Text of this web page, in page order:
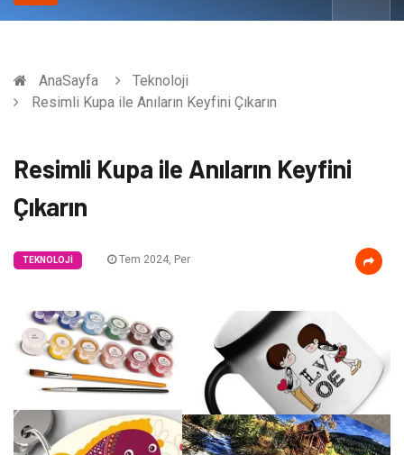
AnaSayfa
Teknoloji
Resimli Kupa ile Anıların Keyfini Çıkarın
Resimli Kupa ile Anıların Keyfini
Çıkarın
TEKNOLOJI Tem 2024, Per